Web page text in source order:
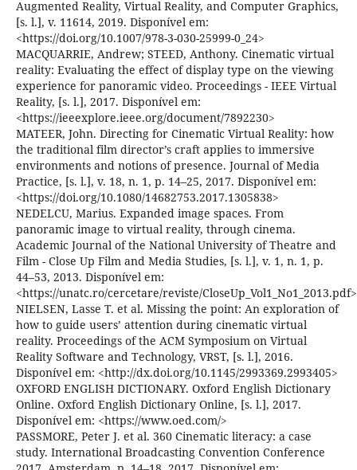
Augmented Reality, Virtual Reality, and Computer Graphics,
[s. l.], v. 11614, 2019. Disponível em:
<https://doi.org/10.1007/978-3-030-25999-0_24>
MACQUARRIE, Andrew; STEED, Anthony. Cinematic virtual
reality: Evaluating the effect of display type on the viewing
experience for panoramic video. Proceedings - IEEE Virtual
Reality, [s. l.], 2017. Disponível em:
<https://ieeexplore.ieee.org/document/7892230>
MATEER, John. Directing for Cinematic Virtual Reality: how
the traditional film director’s craft applies to immersive
environments and notions of presence. Journal of Media
Practice, [s. l.], v. 18, n. 1, p. 14–25, 2017. Disponível em:
<https://doi.org/10.1080/14682753.2017.1305838>
NEDELCU, Marius. Expanded image spaces. From
panoramic image to virtual reality, through cinema.
Academic Journal of the National University of Theatre and
Film - Close Up Film and Media Studies, [s. l.], v. 1, n. 1, p.
44–53, 2013. Disponível em:
<https://unatc.ro/cercetare/reviste/CloseUp_Vol1_No1_2013.pdf>
NIELSEN, Lasse T. et al. Missing the point: An exploration of
how to guide users’ attention during cinematic virtual
reality. Proceedings of the ACM Symposium on Virtual
Reality Software and Technology, VRST, [s. l.], 2016.
Disponível em: <http://dx.doi.org/10.1145/2993369.2993405>
OXFORD ENGLISH DICTIONARY. Oxford English Dictionary
Online. Oxford English Dictionary Online, [s. l.], 2017.
Disponível em: <https://www.oed.com/>
PASSMORE, Peter J. et al. 360 Cinematic literacy: a case
study. International Broadcasting Convention Conference